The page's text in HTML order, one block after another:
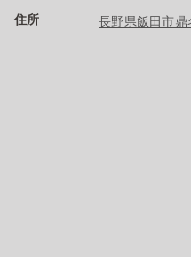
住所 長野県飯田市